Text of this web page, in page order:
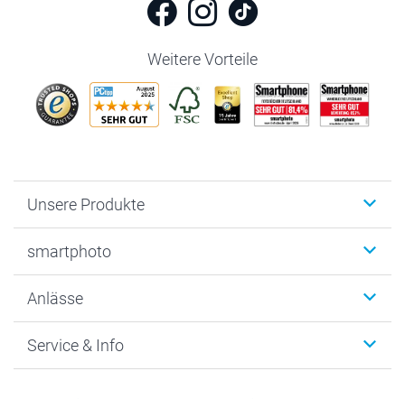
Weitere Vorteile
Unsere Produkte
Fotogeschenke
MyNameBook
Fotoabzüge, Fotos als Buch & Poster
smartphoto
Warum smartphoto
Datenschutz
Anlässe
Neujahr
Service & Info